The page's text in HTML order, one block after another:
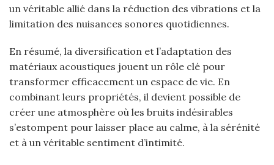
un véritable allié dans la réduction des vibrations et la
limitation des nuisances sonores quotidiennes.
En résumé, la diversification et l’adaptation des
matériaux acoustiques jouent un rôle clé pour
transformer efficacement un espace de vie. En
combinant leurs propriétés, il devient possible de
créer une atmosphère où les bruits indésirables
s’estompent pour laisser place au calme, à la sérénité
et à un véritable sentiment d’intimité.